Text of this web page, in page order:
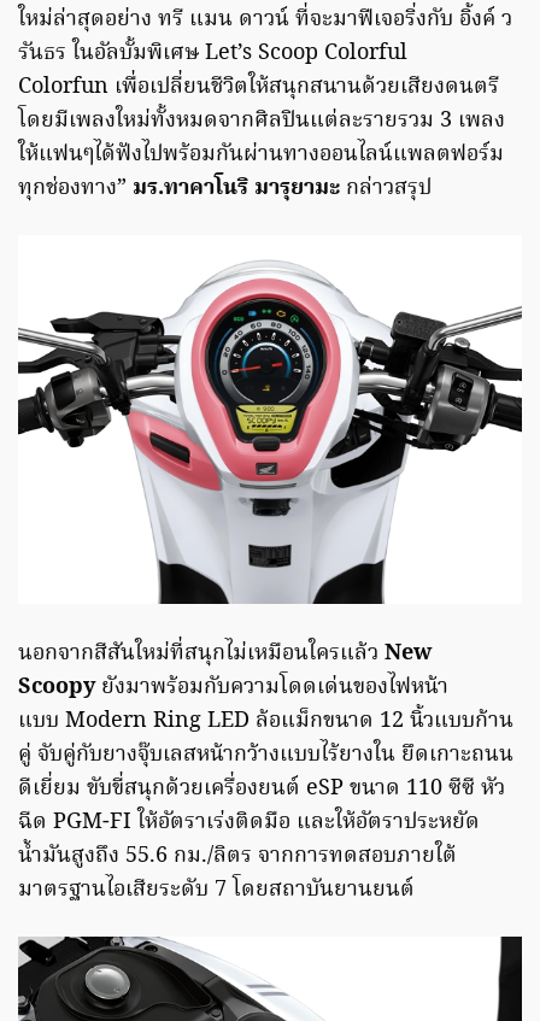
ใหม่ล่าสุดอย่าง ทรี แมน ดาวน์ ที่จะมาฟีเจอริ่งกับ อิ้งค์ ว
รันธร ในอัลบั้มพิเศษ Let’s Scoop Colorful
Colorfun เพื่อเปลี่ยนชีวิตให้สนุกสนานด้วยเสียงดนตรี
โดยมีเพลงใหม่ทั้งหมดจากศิลปินแต่ละรายรวม 3 เพลง
ให้แฟนๆได้ฟังไปพร้อมกันผ่านทางออนไลน์แพลตฟอร์ม
ทุกช่องทาง” มร.ทาคาโนริ มารุยามะ กล่าวสรุป
นอกจากสีสันใหม่ที่สนุกไม่เหมือนใครแล้ว New
Scoopyยังมาพร้อมกับความโดดเด่นของไฟหน้า
แบบ Modern Ring LED ล้อแม็กขนาด 12 นิ้วแบบก้าน
คู่ จับคู่กับยางจุ๊บเลสหน้ากว้างแบบไร้ยางใน ยึดเกาะถนน
ดีเยี่ยม ขับขี่สนุกด้วยเครื่องยนต์ eSP ขนาด 110 ซีซี หัว
ฉีด PGM-FI ให้อัตราเร่งติดมือ และให้อัตราประหยัด
น้ำมันสูงถึง 55.6 กม./ลิตร จากการทดสอบภายใต้
มาตรฐานไอเสียระดับ 7 โดยสถาบันยานยนต์